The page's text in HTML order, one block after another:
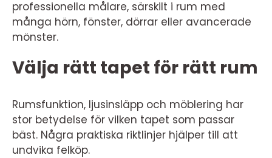
professionella målare, särskilt i rum med
många hörn, fönster, dörrar eller avancerade
mönster.
Välja rätt tapet för rätt rum
Rumsfunktion, ljusinsläpp och möblering har
stor betydelse för vilken tapet som passar
bäst. Några praktiska riktlinjer hjälper till att
undvika felköp.